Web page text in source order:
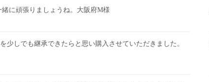
に頑張りましょうね。大阪府M様
少しでも継承できたらと思い購入させていただきました。